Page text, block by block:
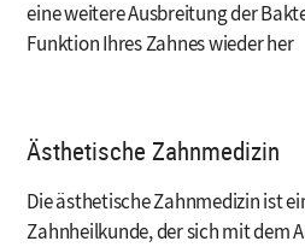
eine weitere Ausbreitung der
Funktion Ihres Zahnes wieder her
Ästhetische Zahnmedizin
Die ästhetische Zahnmedizin ist
Zahnheilkunde, der sich mit dem